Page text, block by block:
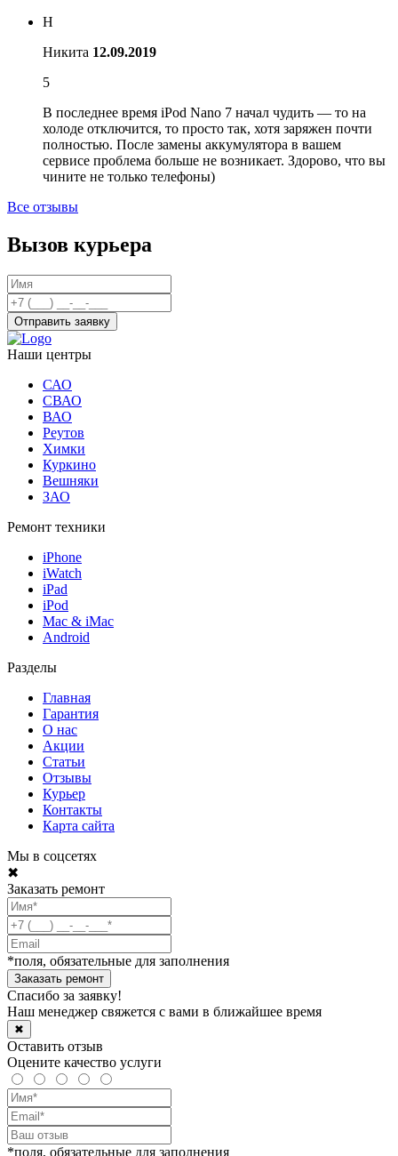
Н
Никита 12.09.2019
5
В последнее время iPod Nano 7 начал чудить — то на
холоде отключится, то просто так, хотя заряжен почти
полностью. После замены аккумулятора в вашем
сервисе проблема больше не возникает. Здорово, что вы
чините не только телефоны)
Все отзывы
Вызов курьера
Отправить заявку
Наши центры
САО
СВАО
ВАО
Реутов
Химки
Куркино
Вешняки
ЗАО
Ремонт техники
iPhone
iWatch
iPad
iPod
Mac & iMac
Android
Разделы
Главная
Гарантия
О нас
Акции
Статьи
Отзывы
Курьер
Контакты
Карта сайта
Мы в соцсетях
✖
Заказать ремонт
*поля, обязательные для заполнения
Спасибо за заявку!
Наш менеджер свяжется с вами в ближайшее время
✖
Оставить отзыв
Оцените качество услуги
*поля, обязательные для заполнения